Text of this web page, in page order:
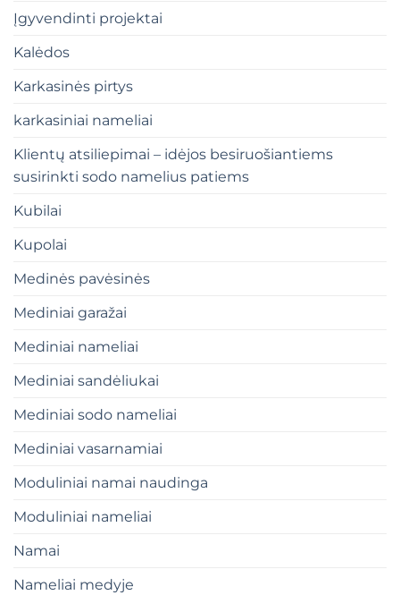
Įgyvendinti projektai
Kalėdos
Karkasinės pirtys
karkasiniai nameliai
Klientų atsiliepimai – idėjos besiruošiantiems
susirinkti sodo namelius patiems
Kubilai
Kupolai
Medinės pavėsinės
Mediniai garažai
Mediniai nameliai
Mediniai sandėliukai
Mediniai sodo nameliai
Mediniai vasarnamiai
Moduliniai namai naudinga
Moduliniai nameliai
Namai
Nameliai medyje